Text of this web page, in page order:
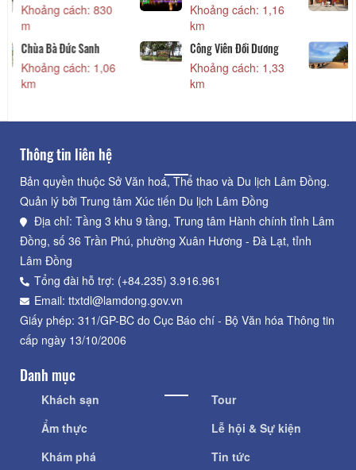
Khoảng cách: 480
Khoảng cách: 830
Đình Làng Đức Thắng
Khoảng cách: 1,04
Chùa Bà Đức Sanh
Khoảng cách: 1,06
Thông tin liên hệ
Bản quyền thuộc Sở Văn hoá, Thể thao và Du lịch Lâm Đồng.
Quản lý bởi Trung tâm Xúc tiến Du lịch Lâm Đồng
Địa chỉ: Tầng 3 khu 9 tầng, Trung tâm Hành chính tỉnh Lâm
Đồng, số 36 Trần Phú, phường Xuân Hương - Đà Lạt, tỉnh
Lâm Đồng
Tổng đài hỗ trợ: (+84.235) 3.916.961
Email: ttxtdl@lamdong.gov.vn
Giấy phép: 311/GP-BC do Cục Báo chí - Bộ Văn hóa Thông tin
cấp ngày 13/10/2006
Danh mục
Khách sạn
Ẩm thực
Khám phá
Tour
Lễ hội & Sự kiện
Tin tức